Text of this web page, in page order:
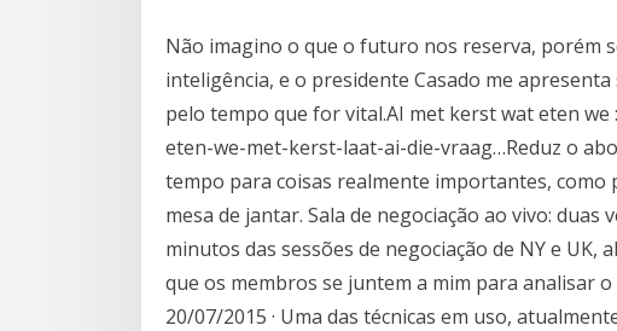
Não imagino o que o futuro nos reserva, porém
inteligência, e o presidente Casado me
pelo tempo que for vital.AI met kerst wat eten
eten-we-met-kerst-laat-ai-die-vraag…Reduz o
tempo para coisas realmente importantes, como
mesa de jantar. Sala de negociação ao vivo: duas
minutos das sessões de negociação de NY e
que os membros se juntem a mim para analisar
20/07/2015 · Uma das técnicas em uso,